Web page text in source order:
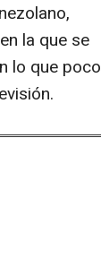
la que se
lo que poco